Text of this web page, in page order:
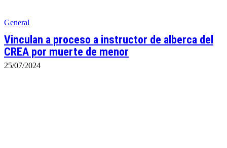
General
Vinculan a proceso a instructor de alberca del
CREA por muerte de menor
25/07/2024